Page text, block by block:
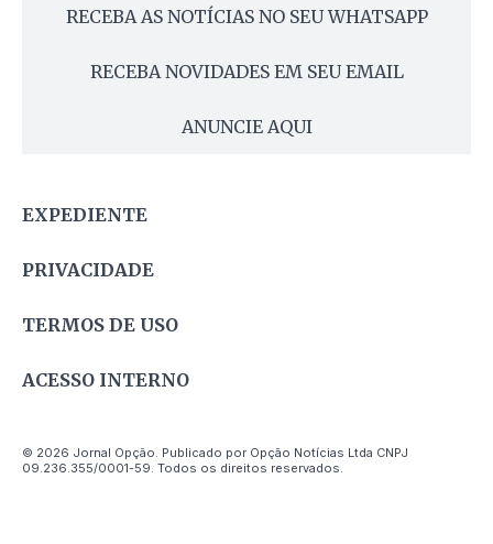
RECEBA AS NOTÍCIAS NO SEU WHATSAPP
RECEBA NOVIDADES EM SEU EMAIL
ANUNCIE AQUI
EXPEDIENTE
PRIVACIDADE
TERMOS DE USO
ACESSO INTERNO
© 2026 Jornal Opção. Publicado por Opção Notícias Ltda CNPJ
09.236.355/0001-59. Todos os direitos reservados.